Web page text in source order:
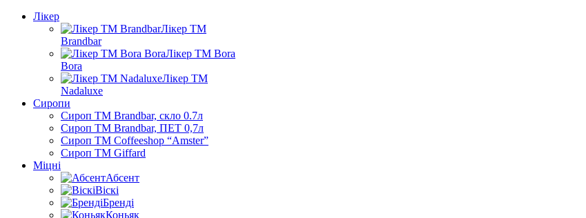
Лікер
Лікер ТМ
Brandbar
Лікер ТМ Bora
Bora
Лікер ТМ
Nadaluxe
Сиропи
Сироп TM Brandbar, скло 0.7л
Сироп TM Brandbar, ПЕТ 0,7л
Сироп TM Coffeeshop “Amster”
Сироп TM Giffard
Міцні
Абсент
Віскі
Бренді
Коньяк